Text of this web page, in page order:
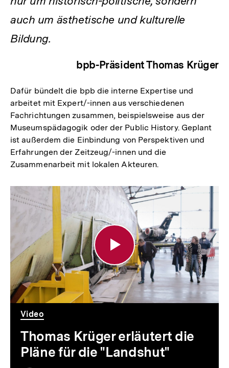
auch um ästhetische und kulturelle
Bildung.
bpb-Präsident Thomas Krüger
Dafür bündelt die bpb die interne Expertise und
arbeitet mit Expert/-innen aus verschiedenen
Fachrichtungen zusammen, beispielsweise aus der
Museumspädagogik oder der Public History. Geplant
ist außerdem die Einbindung von Perspektiven und
Erfahrungen der Zeitzeug/-innen und die
Zusammenarbeit mit lokalen Akteuren.
Thomas
Krüger
erläutert
die
Pläne
für
die
"Landshut"
Video
Thomas Krüger erläutert die
Pläne für die "Landshut"